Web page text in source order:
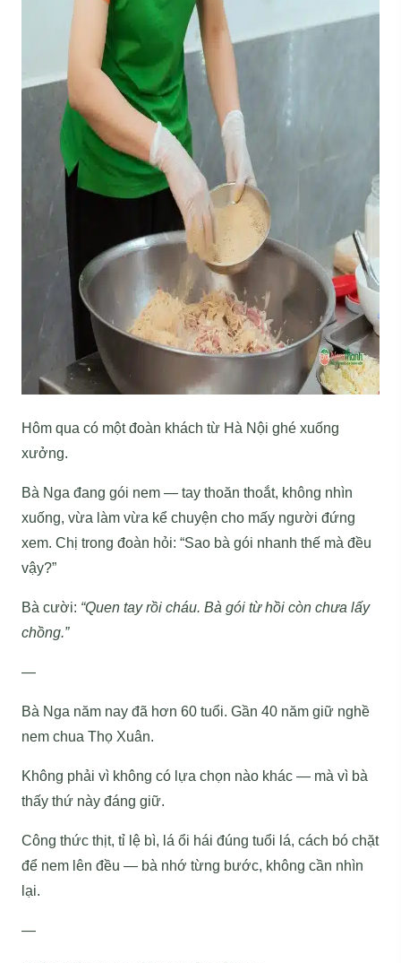
Hôm qua có một đoàn khách từ Hà Nội ghé xuống
xưởng.
Bà Nga đang gói nem — tay thoăn thoắt, không nhìn
xuống, vừa làm vừa kể chuyện cho mấy người đứng
xem. Chị trong đoàn hỏi: “Sao bà gói nhanh thế mà đều
vậy?”
Bà cười: “Quen tay rồi cháu. Bà gói từ hồi còn chưa lấy
chồng.”
—
Bà Nga năm nay đã hơn 60 tuổi. Gần 40 năm giữ nghề
nem chua Thọ Xuân.
Không phải vì không có lựa chọn nào khác — mà vì bà
thấy thứ này đáng giữ.
Công thức thịt, tỉ lệ bì, lá ổi hái đúng tuổi lá, cách bó chặt
để nem lên đều — bà nhớ từng bước, không cần nhìn
lại.
—